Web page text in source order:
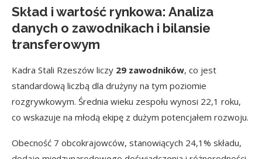
Skład i wartość rynkowa: Analiza
danych o zawodnikach i bilansie
transferowym
Kadra Stali Rzeszów liczy 29 zawodników, co jest
standardową liczbą dla drużyny na tym poziomie
rozgrywkowym. Średnia wieku zespołu wynosi 22,1 roku,
co wskazuje na młodą ekipę z dużym potencjałem rozwoju.
Obecność 7 obcokrajowców, stanowiących 24,1% składu,